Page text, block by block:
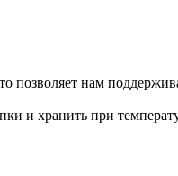
позволяет нам
и хранить при